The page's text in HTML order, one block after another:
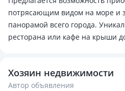
потрясающим видом на море и
панорамой всего города.
ресторана или кафе на крыши
Хозяин недвижимости
Автор объявления